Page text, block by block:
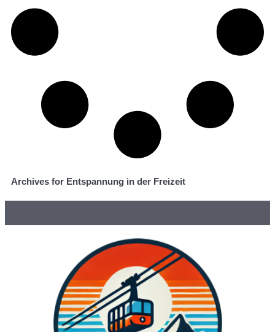
Archives for Entspannung in der Freizeit